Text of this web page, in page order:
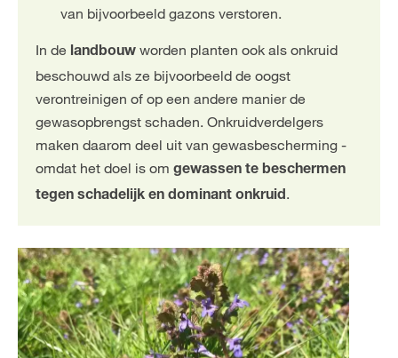
van bijvoorbeeld gazons verstoren.
In de landbouw worden planten ook als onkruid
beschouwd als ze bijvoorbeeld de oogst
verontreinigen of op een andere manier de
gewasopbrengst schaden. Onkruidverdelgers
maken daarom deel uit van gewasbescherming -
omdat het doel is om gewassen te beschermen
tegen schadelijk en dominant onkruid.